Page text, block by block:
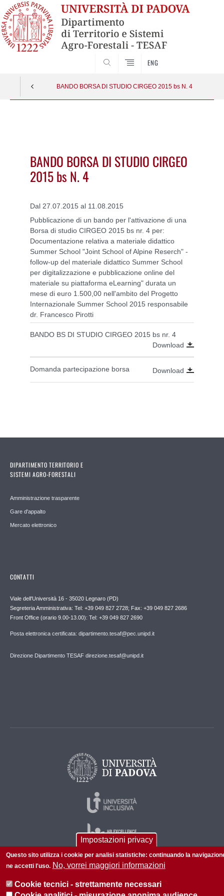
ENG
BANDO BORSA DI STUDIO CIRGEO 2015 bs N. 4
BANDO BORSA DI STUDIO CIRGEO
2015 bs N. 4
Dal 27.07.2015 al 11.08.2015
Pubblicazione di un bando per l'attivazione di una
Borsa di studio CIRGEO 2015 bs nr. 4 per:
Documentazione relativa a materiale didattico
Summer School "Joint School of Alpine Reserch" -
follow-up del materiale didattico Summer School
per digitalizzazione e pubblicazione online del
materiale su piattaforma eLearning" durata un
mese di euro 1.500,00 nell'ambito del Progetto
Internazionale Summer School 2015 responsabile
dr. Francesco Pirotti
BANDO BS DI STUDIO CIRGEO 2015 bs nr. 4
Download
Domanda partecipazione borsa Download
DIPARTIMENTO TERRITORIO E
SISTEMI AGRO-FORESTALI
Amministrazione trasparente
Gare d'appalto
Mercato elettronico
CONTATTI
Viale dell'Università 16 - 35020 Legnaro (PD)
Segreteria Amministrativa: Tel: +39 049 827 2728; Fax: +39 049 827 2686
Front Office (orario 9.00-13.00): Tel: +39 049 827 2690
Posta elettronica certificata: dipartimento.tesaf@pec.unipd.it
Direzione Dipartimento TESAF direzione.tesaf@unipd.it
Impostazioni privacy
Questo sito utilizza i cookie per analisi statistiche: continuando la
ne accetti l'uso. No, vorrei maggiori informazioni
Cookie tecnici - strettamente necessari